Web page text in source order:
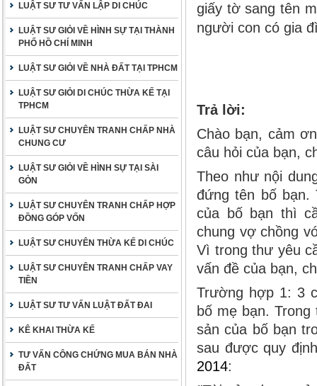
LUẬT SƯ TƯ VẤN LẬP DI CHÚC
LUẬT SƯ GIỎI VỀ HÌNH SỰ TẠI THÀNH
PHỐ HỒ CHÍ MINH
LUẬT SƯ GIỎI VỀ NHÀ ĐẤT TẠI TPHCM
LUẬT SƯ GIỎI DI CHÚC THỪA KẾ TẠI
TPHCM
LUẬT SƯ CHUYÊN TRANH CHẤP NHÀ
CHUNG CƯ
LUẬT SƯ GIỎI VỀ HÌNH SỰ TẠI SÀI
GÒN
LUẬT SƯ CHUYÊN TRANH CHẤP HỢP
ĐỒNG GÓP VỐN
LUẬT SƯ CHUYÊN THỪA KẾ DI CHÚC
LUẬT SƯ CHUYÊN TRANH CHẤP VAY
TIỀN
LUẬT SƯ TƯ VẤN LUẬT ĐẤT ĐAI
KÊ KHAI THỪA KẾ
TƯ VẤN CÔNG CHỨNG MUA BÁN NHÀ
ĐẤT
giấy tờ sang tên
người con có gia
Trả lời:
Chào bạn, cảm
câu hỏi của bạn,
Theo như nội
đứng tên bố bạn.
của bố bạn thì
chung vợ chồng
Vì trong thư yêu
vấn đề của bạn,
Trường hợp 1: 3
bố mẹ bạn.
sản của bố bạn
sau được quy
2014: